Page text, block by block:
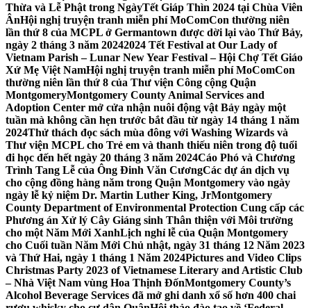
Thừa và Lễ Phật trong NgàyTết Giáp Thìn 2024 tại Chùa Viên
ÂnHội nghị truyện tranh miễn phí MoComCon thường niên
lần thứ 8 của MCPL ở Germantown được dời lại vào Thứ Bảy,
ngày 2 tháng 3 năm 20242024 Tết Festival at Our Lady of
Vietnam Parish – Lunar New Year Festival – Hội Chợ Tết Giáo
Xứ Mẹ Việt NamHội nghị truyện tranh miễn phí MoComCon
thường niên lần thứ 8 của Thư viện Công cộng Quận
MontgomeryMontgomery County Animal Services and
Adoption Center mở cửa nhận nuôi động vật Bảy ngày một
tuần mà không cần hẹn trước bắt đầu từ ngày 14 tháng 1 năm
2024Thử thách đọc sách mùa đông với Washing Wizards và
Thư viện MCPL cho Trẻ em và thanh thiếu niên trong độ tuổi
đi học đến hết ngày 20 tháng 3 năm 2024Cáo Phó và Chương
Trình Tang Lễ của Ông Đinh Văn CươngCác dự án dịch vụ
cho cộng đồng hàng năm trong Quận Montgomery vào ngày
ngày lễ kỷ niệm Dr. Martin Luther King, JrMontgomery
County Department of Environmental Protection Cung cấp các
Phương án Xử lý Cây Giáng sinh Thân thiện với Môi trường
cho một Năm Mới XanhLịch nghỉ lễ của Quận Montgomery
cho Cuối tuần Năm Mới Chủ nhật, ngày 31 tháng 12 Năm 2023
và Thứ Hai, ngày 1 tháng 1 Năm 2024Pictures and Video Clips
Christmas Party 2023 of Vietnamese Literary and Artistic Club
– Nhà Việt Nam vùng Hoa Thịnh ĐốnMontgomery County’s
Alcohol Beverage Services đã mở ghi danh xổ số hơn 400 chai